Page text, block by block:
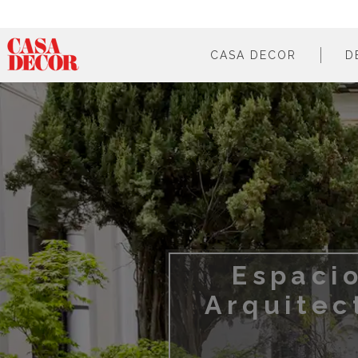
CASA DECOR
¿qué es?
en cifras
cómo participar
en los medios